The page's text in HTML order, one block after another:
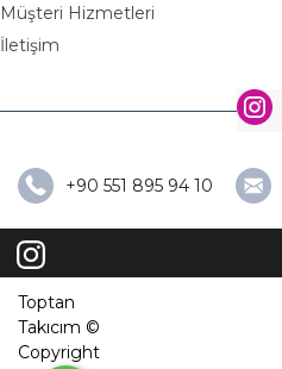
Müşteri Hizmetleri
İletişim
+90 551 895 94 10
Toptan
Takıcım ©
Copyright